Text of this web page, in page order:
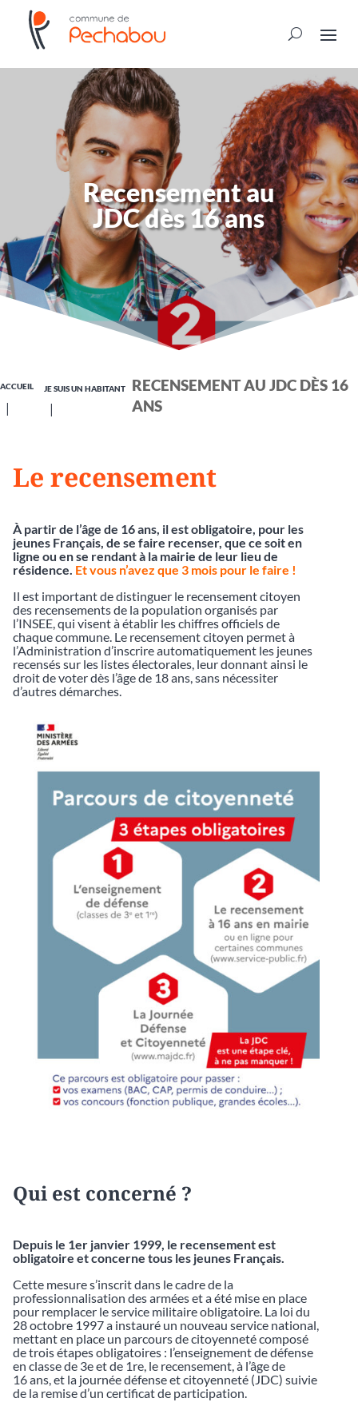
Recensement au
JDC dès 16 ans
ACCUEIL JE SUIS UN HABITANT
RECENSEMENT AU JDC DÈS 16
ANS
Le recensement
À partir de l’âge de 16 ans, il est obligatoire, pour les
jeunes Français, de se faire recenser, que ce soit en
ligne ou en se rendant à la mairie de leur lieu de
résidence. Et vous n’avez que 3 mois pour le faire !
Il est important de distinguer le recensement citoyen
des recensements de la population organisés par
l’INSEE, qui visent à établir les chiffres officiels de
chaque commune. Le recensement citoyen permet à
l’Administration d’inscrire automatiquement les jeunes
recensés sur les listes électorales, leur donnant ainsi le
droit de voter dès l’âge de 18 ans, sans nécessiter
d’autres démarches.
Qui est concerné ?
Depuis le 1er janvier 1999, le recensement est
obligatoire et concerne tous les jeunes Français.
Cette mesure s’inscrit dans le cadre de la
professionnalisation des armées et a été mise en place
pour remplacer le service militaire obligatoire. La loi du
28 octobre 1997 a instauré un nouveau service national,
mettant en place un parcours de citoyenneté composé
de trois étapes obligatoires : l’enseignement de défense
en classe de 3e et de 1re, le recensement, à l’âge de
16 ans, et la journée défense et citoyenneté (JDC) suivie
de la remise d’un certificat de participation.